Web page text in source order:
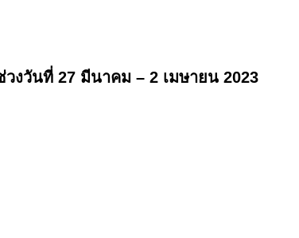
งวันที่ 27 มีนาคม – 2 เมษายน 2023